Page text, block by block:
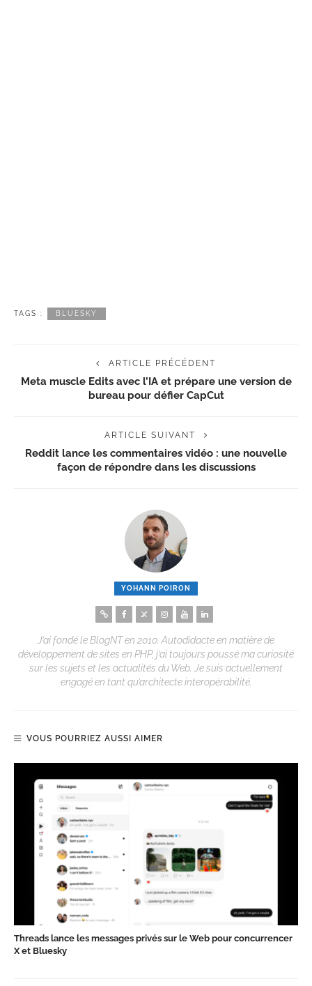
TAGS : BLUESKY
ARTICLE PRÉCÉDENT
Meta muscle Edits avec l’IA et prépare une version de
bureau pour défier CapCut
ARTICLE SUIVANT
Reddit lance les commentaires vidéo : une nouvelle
façon de répondre dans les discussions
YOHANN POIRON
J’ai fondé le BlogNT en 2010. Autodidacte en matière de
développement de sites en PHP, j’ai toujours poussé ma curiosité
sur les sujets et les actualités du Web. Je suis actuellement
engagé en tant qu’architecte interopérabilité.
VOUS POURRIEZ AUSSI AIMER
Threads lance les messages privés sur le Web pour concurrencer
X et Bluesky